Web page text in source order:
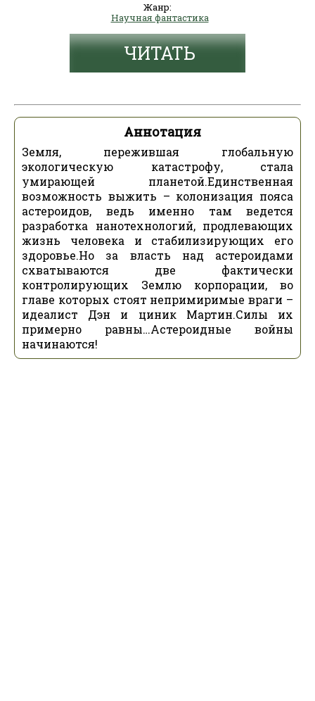
Жанр:
Научная фантастика
ЧИТАТЬ
Аннотация
Земля, пережившая глобальную
экологическую катастрофу, стала
умирающей планетой.Единственная
возможность выжить – колонизация пояса
астероидов, ведь именно там ведется
разработка нанотехнологий, продлевающих
жизнь человека и стабилизирующих его
здоровье.Но за власть над астероидами
схватываются две фактически
контролирующих Землю корпорации, во
главе которых стоят непримиримые враги –
идеалист Дэн и циник Мартин.Силы их
примерно равны…Астероидные войны
начинаются!